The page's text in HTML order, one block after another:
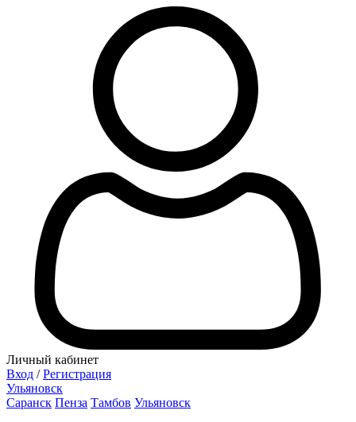
Личный кабинет
Вход / Регистрация
Ульяновск
Саранск Пенза Тамбов Ульяновск